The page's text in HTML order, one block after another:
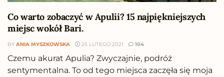
Co warto zobaczyć w Apulii? 15 najpiękniejszych
miejsc wokół Bari.
BY ANIA MYSZKOWSKA 25 LUTEGO 2021 104
Czemu akurat Apulia? Zwyczajnie, podróż
sentymentalna. To od tego miejsca zaczęła się moja